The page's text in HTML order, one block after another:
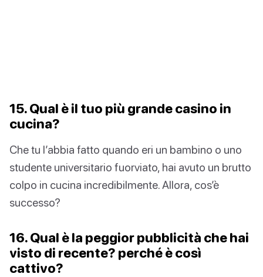
15. Qual è il tuo più grande casino in
cucina?
Che tu l’abbia fatto quando eri un bambino o uno
studente universitario fuorviato, hai avuto un brutto
colpo in cucina incredibilmente. Allora, cos’è
successo?
16. Qual è la peggior pubblicità che hai
visto di recente? perché è così
cattivo?